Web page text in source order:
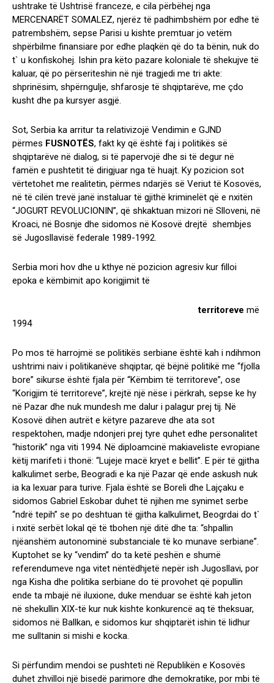
ushtrake të Ushtrisë franceze, e cila përbëhej nga
MERCENARËT SOMALEZ, njerëz të padhimbshëm por edhe të
patrembshëm, sepse Parisi u kishte premtuar jo vetëm
shpërbilme finansiare por edhe plaqkën që do ta bënin, nuk do
t` u konfiskohej. Ishin pra këto pazare koloniale të shekujve të
kaluar, që po përseriteshin në një tragjedi me tri akte:
shprinësim, shpërngulje, shfarosje të shqiptarëve, me çdo
kusht dhe pa kursyer asgjë.
Sot, Serbia ka arritur ta relativizojë Vendimin e GJND
përmes FUSNOTËS, fakt ky që është faj i politikës së
shqiptarëve në dialog, si të papervojë dhe si të degur në
famën e pushtetit të dirigjuar nga të huajt. Ky pozicion sot
vërtetohet me realitetin, përmes ndarjës së Veriut të Kosovës,
në të cilën trevë janë instaluar të gjithë kriminelët që e nxitën
“JOGURT REVOLUCIONIN”, që shkaktuan mizori në Slloveni, në
Kroaci, në Bosnje dhe sidomos në Kosovë drejtë shembjes
së Jugosllavisë federale 1989-1992.
Serbia mori hov dhe u kthye në pozicion agresiv kur filloi
epoka e këmbimit apo korigjimit të
territoreve më
1994
Po mos të harrojmë se politikës serbiane është kah i ndihmon
ushtrimi naiv i politikanëve shqiptar, që bëjnë politikë me “fjolla
bore” sikurse është fjala për “Këmbim të territoreve”, ose
“Korigjim të territoreve”, krejtë një nëse i përkrah, sepse ke hy
në Pazar dhe nuk mundesh me dalur i palagur prej tij. Në
Kosovë dihen autrët e këtyre pazareve dhe ata sot
respektohen, madje ndonjeri prej tyre quhet edhe personalitet
“historik” nga viti 1994. Në diploamcinë makiaveliste evropiane
këtij marifeti i thonë: “Lujeje macë kryet e bellit”. E për të gjitha
kalkulimet serbe, Beogradi e ka një Pazar që ende askush nuk
ia ka lexuar para turive. Fjala është se Boreli dhe Lajçaku e
sidomos Gabriel Eskobar duhet të njihen me synimet serbe
“ndrë tepih” se po deshtuan të gjitha kalkulimet, Beogrdai do t`
i nxitë serbët lokal që të tbohen një ditë dhe ta: “shpallin
njëanshëm autonominë substanciale të ko munave serbiane”.
Kuptohet se ky “vendim” do ta ketë peshën e shumë
referendumeve nga vitet nëntëdhjetë nepër ish Jugosllavi, por
nga Kisha dhe politika serbiane do të provohet që popullin
ende ta mbajë në iluxione, duke menduar se është kah jeton
në shekullin XIX-të kur nuk kishte konkurencë aq të theksuar,
sidomos në Ballkan, e sidomos kur shqiptarët ishin të lidhur
me sulltanin si mishi e kocka.
Si përfundim mendoi se pushteti në Republikën e Kosovës
duhet zhvilloi një bisedë parimore dhe demokratike, por mbi të